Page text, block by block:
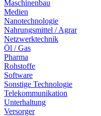
Maschinenbau
Medien
Nanotechnologie
Nahrungsmittel / Agrar
Netzwerktechnik
Öl / Gas
Pharma
Rohstoffe
Software
Sonstige Technologie
Telekommunikation
Unterhaltung
Versorger